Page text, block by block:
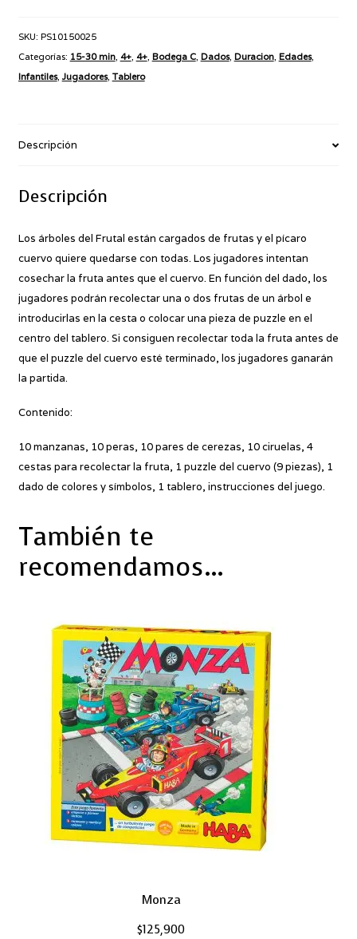
SKU: PS10150025
Categorías: 15-30 min, 4+, 4+, Bodega C, Dados, Duracion, Edades,
Infantiles, Jugadores, Tablero
Descripción
Descripción
Los árboles del Frutal están cargados de frutas y el pícaro
cuervo quiere quedarse con todas. Los jugadores intentan
cosechar la fruta antes que el cuervo. En función del dado, los
jugadores podrán recolectar una o dos frutas de un árbol e
introducirlas en la cesta o colocar una pieza de puzzle en el
centro del tablero. Si consiguen recolectar toda la fruta antes de
que el puzzle del cuervo esté terminado, los jugadores ganarán
la partida.
Contenido:
10 manzanas, 10 peras, 10 pares de cerezas, 10 ciruelas, 4
cestas para recolectar la fruta, 1 puzzle del cuervo (9 piezas), 1
dado de colores y símbolos, 1 tablero, instrucciones del juego.
También te
recomendamos…
Monza
$125,900